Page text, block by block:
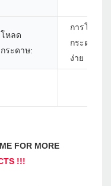
โหลด
กระดาษ:
การโหลด
กระดาษ
ง่าย